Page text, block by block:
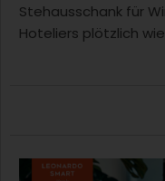
Stehausschank für
Hoteliers plötzlich